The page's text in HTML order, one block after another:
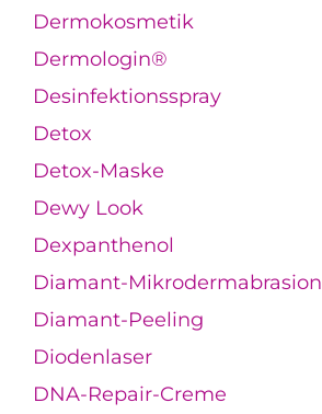
Dermokosmetik
Dermologin®
Desinfektionsspray
Detox
Detox-Maske
Dewy Look
Dexpanthenol
Diamant-Mikrodermabrasion
Diamant-Peeling
Diodenlaser
DNA-Repair-Creme